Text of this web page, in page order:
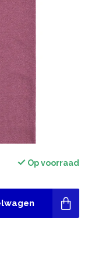
Op voorraad